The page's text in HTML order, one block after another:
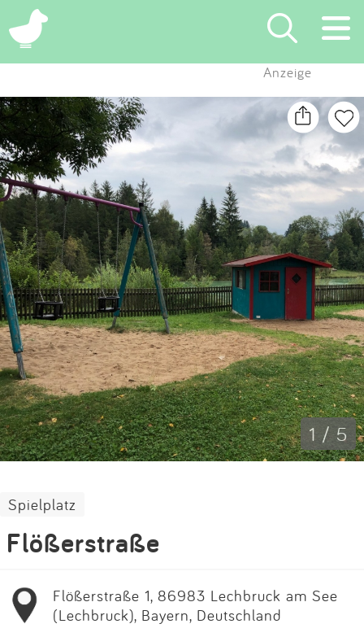
×
Suchen
Eintragen
App
Blog
Partner
Kontakt
Impressum
Anmelden
Anzeige
1 / 5
Spielplatz
Flößerstraße
Flößerstraße 1, 86983 Lechbruck am See
(Lechbruck), Bayern, Deutschland